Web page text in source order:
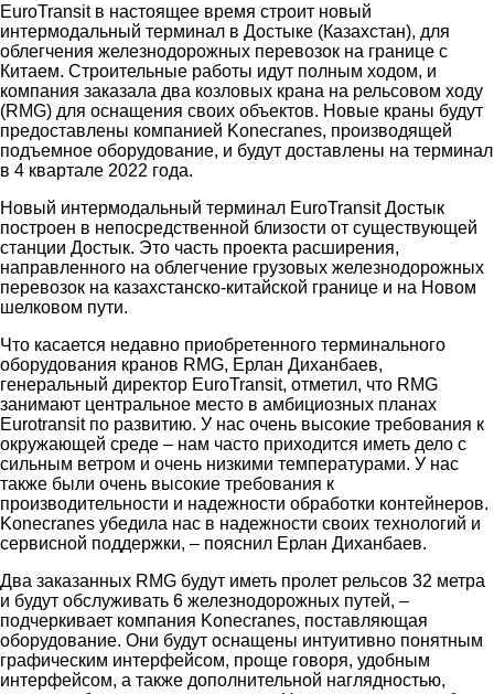
EuroTransit в настоящее время строит новый
интермодальный терминал в Достыке (Казахстан), для
облегчения железнодорожных перевозок на границе с
Китаем. Строительные работы идут полным ходом, и
компания заказала два козловых крана на рельсовом ходу
(RMG) для оснащения своих объектов. Новые краны будут
предоставлены компанией Konecranes, производящей
подъемное оборудование, и будут доставлены на терминал
в 4 квартале 2022 года.
Новый интермодальный терминал EuroTransit Достык
построен в непосредственной близости от существующей
станции Достык. Это часть проекта расширения,
направленного на облегчение грузовых железнодорожных
перевозок на казахстанско-китайской границе и на Новом
шелковом пути.
Что касается недавно приобретенного терминального
оборудования кранов RMG, Ерлан Диханбаев,
генеральный директор EuroTransit, отметил, что RMG
занимают центральное место в амбициозных планах
Eurotransit по развитию. У нас очень высокие требования к
окружающей среде – нам часто приходится иметь дело с
сильным ветром и очень низкими температурами. У нас
также были очень высокие требования к
производительности и надежности обработки контейнеров.
Konecranes убедила нас в надежности своих технологий и
сервисной поддержки, – пояснил Ерлан Диханбаев.
Два заказанных RMG будут иметь пролет рельсов 32 метра
и будут обслуживать 6 железнодорожных путей, –
подчеркивает компания Konecranes, поставляющая
оборудование. Они будут оснащены интуитивно понятным
графическим интерфейсом, проще говоря, удобным
интерфейсом, а также дополнительной наглядностью,